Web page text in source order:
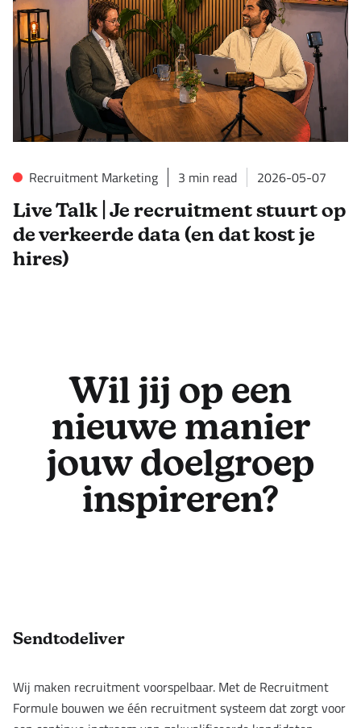
Recruitment Marketing 3 min read 2026-05-07
Live Talk | Je recruitment stuurt op
de verkeerde data (en dat kost je
hires)
Wil jij op een
nieuwe manier
jouw doelgroep
inspireren?
Footer
Sendtodeliver
Wij maken recruitment voorspelbaar. Met de Recruitment
Formule bouwen we één recruitment systeem dat zorgt voor